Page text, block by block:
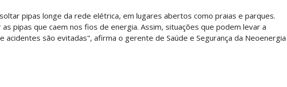
pipas longe da rede elétrica, em lugares abertos como praias e parques.
pipas que caem nos fios de energia. Assim, situações que podem levar a
acidentes são evitadas", afirma o gerente de Saúde e Segurança da Neoenergia